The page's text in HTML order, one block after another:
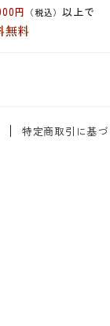
円 （税込）以上で
無料
特定商取引に基